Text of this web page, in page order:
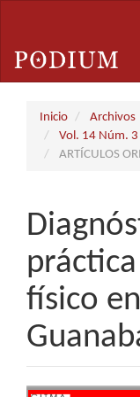
principal
Barra
Inicio
Archivos
Vol. 14 Núm.
ARTÍCULOS
físico